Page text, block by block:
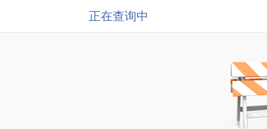
正在查询中